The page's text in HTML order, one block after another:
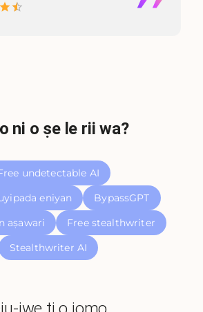
ni o ṣe le rii wa?
undetectable AI
eniyan
BypassGPT
aṣawari
Free stealthwriter
Stealthwriter AI